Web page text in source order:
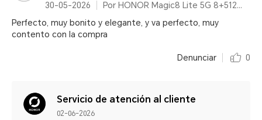
30-05-2026
Por HONOR Magic8 Lite 5G 8+512GB Reddish Brown/ 7500mAh/ IP68/IP69K/ 6000nits/ 2.5m Resistencia a caídas certificada
Perfecto, muy bonito y elegante, y va perfecto, muy
contento con la compra
Denunciar 0
Servicio de atención al cliente
02-06-2026